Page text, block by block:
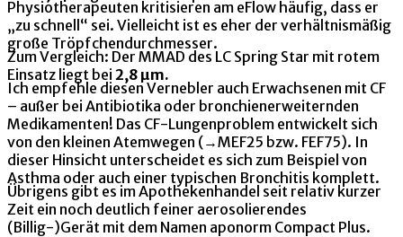
Physiotherapeuten kritisieren am eFlow häufig, dass er
„zu schnell“ sei. Vielleicht ist es eher der verhältnismäßig
große Tröpfchendurchmesser.
Zum Vergleich: Der MMAD des LC Spring Star mit rotem
Einsatz liegt bei 2,8 µm.
Ich empfehle diesen Vernebler auch Erwachsenen mit CF
– außer bei Antibiotika oder bronchienerweiternden
Medikamenten! Das CF-Lungenproblem entwickelt sich
von den kleinen Atemwegen (→MEF25 bzw. FEF75). In
dieser Hinsicht unterscheidet es sich zum Beispiel von
Asthma oder auch einer typischen Bronchitis komplett.
Übrigens gibt es im Apothekenhandel seit relativ kurzer
Zeit ein noch deutlich feiner aerosolierendes
(Billig-)Gerät mit dem Namen aponorm Compact Plus.